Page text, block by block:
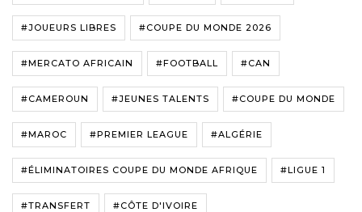
#JOUEURS LIBRES #COUPE DU MONDE 2026
#MERCATO AFRICAIN #FOOTBALL #CAN
#CAMEROUN #JEUNES TALENTS #COUPE DU MONDE
#MAROC #PREMIER LEAGUE #ALGÉRIE
#ÉLIMINATOIRES COUPE DU MONDE AFRIQUE #LIGUE 1
#TRANSFERT #CÔTE D'IVOIRE